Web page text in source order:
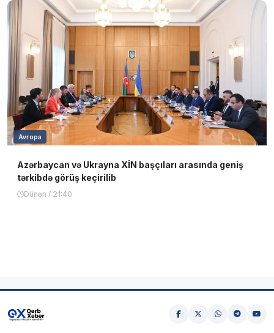
Avropa
Azərbaycan və Ukrayna XİN başçıları arasında geniş
tərkibdə görüş keçirilib
Dünən / 21:40